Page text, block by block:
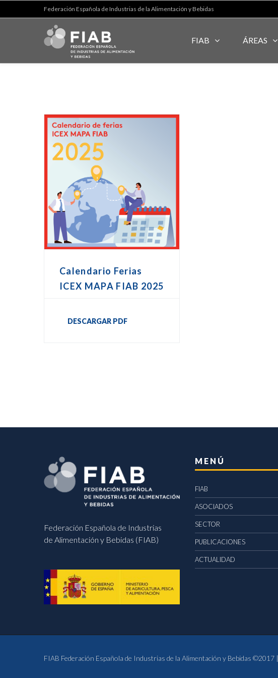
Federación Española de Industrias de la Alimentación y Bebidas
FIAB ÁREAS
Calendario Ferias
ICEX MAPA FIAB 2025
DESCARGAR PDF
Federación Española de Industrias
de Alimentación y Bebidas (FIAB)
MENÚ
FIAB
ASOCIADOS
SECTOR
PUBLICACIONES
ACTUALIDAD
FIAB Federación Española de Industrias de la Alimentación y Bebidas ©2017 |